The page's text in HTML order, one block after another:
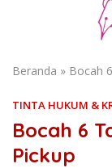
Beranda » Bocah
TINTA HUKUM &
Bocah 6
Pickup